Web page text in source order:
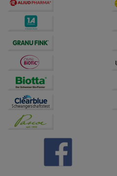
Statistik & Tracking:
Informationen über die Art
unserer Website sammeln,
Website weiter für Sie
auf unserer Website aber
Drittseiten möglichst
Bitte beachten Sie, dass
Dritte wie z.B. Google oder
übertragen werden.